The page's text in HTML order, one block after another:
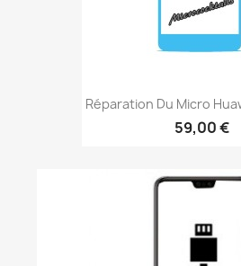
Réparation Du Micro
59,00 €